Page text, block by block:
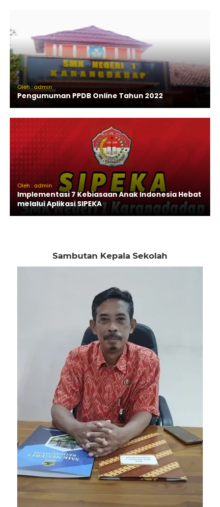
Oleh : admin
Pengumuman PPDB Online Tahun 2022
Oleh : admin
Implementasi 7 Kebiasaan Anak Indonesia Hebat
melalui Aplikasi SIPEKA
Sambutan Kepala Sekolah